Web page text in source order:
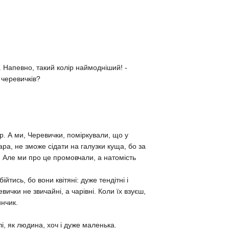
такий колір наймодніший! -
А ми, Черевички, поміркували, що у
не зможе сідати на галузки куща, бо за
ми про це промовчали, а натомість
бо вони квітяні: дуже тендітні і
не звичайні, а чарівні. Коли їх взуєш,
як людина, хоч і дуже маленька.